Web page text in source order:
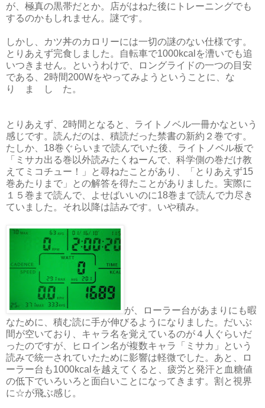
が、極真の黒帯だとか。店がはねた後にトレーニングでも
するのかもしれません。謎です。
しかし、カツ丼のカロリーには一切の謎のない仕様です。
とりあえず完食しました。自転車で1000kcalを漕いでも追
いつきません。というわけで、ロングライドの一つの目安
である、2時間200Wをやってみようということに、な
り ま し た。
とりあえず、2時間となると、ライトノベル一冊かなという
感じです。読んだのは、積読だった禁書の新約２巻です。
たしか、18巻ぐらいまで読んでいた後、ライトノベル板で
「ミサカ出る巻以外読みたくねーんで、科学側の巻だけ教
えてミコチュー！」と尋ねたことがあり、「とりあえず15
巻あたりまで」との解答を得たことがありました。実際に
１５巻まで読んで、よせばいいのに18巻まで読んで力尽き
ていました。それ以降は詰みです。いや積み。
が、ローラー台があまりにも暇
なために、積む読に手が伸びるようになりました。だいぶ
間が空いており、キャラ名を覚えているのが４人ぐらいだ
ったのですが、ヒロイン名が複数キャラ「ミサカ」という
読みで統一されていたために影響は軽微でした。あと、ロ
ーラー台も1000kcalを越えてくると、疲労と発汗と血糖値
の低下でいろいろと面白いことになってきます。割と視界
に☆が飛ぶ感じ。